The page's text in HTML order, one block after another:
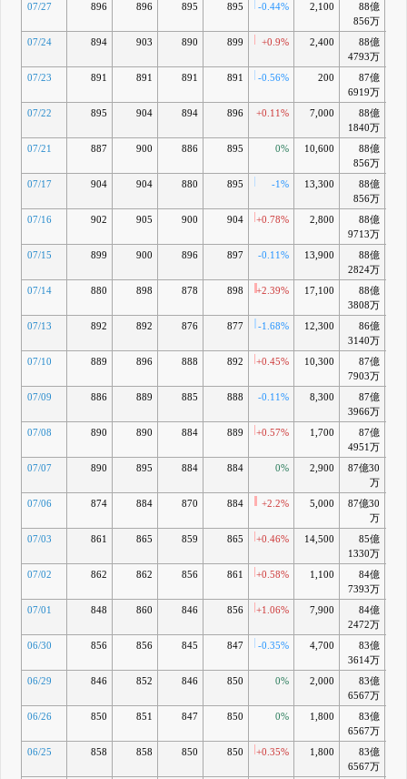
07/27 896 896 895 895 -0.44% 2,100
88億
856万
07/24 894 903 890 899 +0.9% 2,400
88億
4793万
07/23 891 891 891 891 -0.56% 200
87億
6919万
07/22 895 904 894 896 +0.11% 7,000
88億
1840万
07/21 887 900 886 895 0% 10,600
88億
856万
07/17 904 904 880 895 -1% 13,300
88億
856万
07/16 902 905 900 904 +0.78% 2,800
88億
9713万
07/15 899 900 896 897 -0.11% 13,900
88億
2824万
07/14 880 898 878 898 +2.39% 17,100
88億
3808万
07/13 892 892 876 877 -1.68% 12,300
86億
3140万
07/10 889 896 888 892 +0.45% 10,300
87億
7903万
07/09 886 889 885 888 -0.11% 8,300
87億
3966万
07/08 890 890 884 889 +0.57% 1,700
87億
4951万
07/07 890 895 884 884 0% 2,900
87億30
万
07/06 874 884 870 884 +2.2% 5,000
87億30
万
07/03 861 865 859 865 +0.46% 14,500
85億
1330万
07/02 862 862 856 861 +0.58% 1,100
84億
7393万
07/01 848 860 846 856 +1.06% 7,900
84億
2472万
06/30 856 856 845 847 -0.35% 4,700
83億
3614万
06/29 846 852 846 850 0% 2,000
83億
6567万
06/26 850 851 847 850 0% 1,800
83億
6567万
06/25 858 858 850 850 +0.35% 1,800
83億
6567万